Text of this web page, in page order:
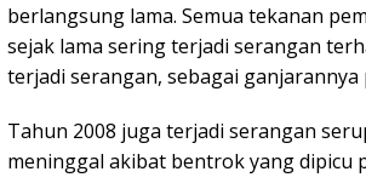
berlangsung lama. Semua tekanan
sejak lama sering terjadi serangan
terjadi serangan, sebagai
Tahun 2008 juga terjadi serangan
meninggal akibat bentrok yang dipicu